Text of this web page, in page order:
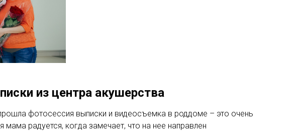
из центра акушерства
фотосессия выписки и видеосъемка в роддоме – это очень
радуется, когда замечает, что на нее направлен